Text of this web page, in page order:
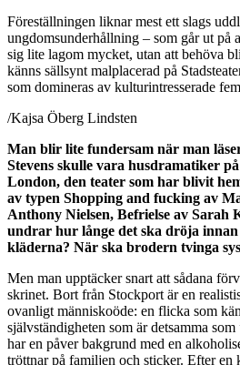
Föreställningen liknar mest ett slags
ungdomsunderhållning – som går ut på
sig lite lagom mycket, utan att behöva
känns sällsynt malplacerad på
som domineras av kulturintresserade
/Kajsa Öberg Lindsten
Man blir lite fundersam när man
Stevens skulle vara husdramatiker
London, den teater som har blivit
av typen Shopping and fucking av
Anthony Nielsen, Befrielse av Sarah
undrar hur långe det ska dröja innan
kläderna? När ska brodern tvinga
Men man upptäcker snart att sådana
skrinet. Bort från Stockport är en
ovanligt människoöde: en flicka som
självständigheten som är detsamma
har en påver bakgrund med en
tröttnar på familjen och sticker. Efter en